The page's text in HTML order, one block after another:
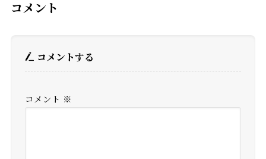
コメント
コメントする
コメント ※